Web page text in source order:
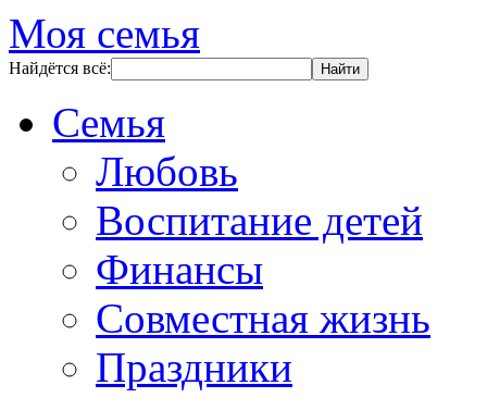
Моя семья
Найдётся всё:
Семья
Любовь
Воспитание детей
Финансы
Совместная жизнь
Праздники